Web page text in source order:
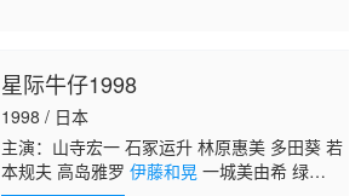
晃 石波义人 桧山修之 石冢坚 伊东美弥子 藤
卷惠理子 小野健一 雪野五月 日野由利加 佐久
间玲 川崎惠理子 石冢理惠 町井美纪 长嶝高
士 中博史
星际牛仔1998
1998 / 日本
主演：山寺宏一 石冢运升 林原惠美 多田葵 若
本规夫 高岛雅罗 伊藤和晃一城美由希 绿川